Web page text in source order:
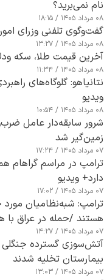
نام نمی‌برید؟
۰۸ مرداد ۱۴۰۵ / ۱۸:۱۵
گفت‌وگوی تلفنی وزرای
۰۸ مرداد ۱۴۰۵ / ۱۳:۲۷
آخرین قیمت طلا، سکه ودلار8
۰۸ مرداد ۱۴۰۵ / ۱۱:۳۴
نتانیاهو: گلوگاه‌های
ویدیو
۰۸ مرداد ۱۴۰۵ / ۱۰:۵۴
شرور سابقه‌دار عامل
زمین‌گیر شد
۰۷ مرداد ۱۴۰۵ / ۱۷:۲۴
ترامپ در مراسم گراهام
دارد+ ویدیو
۰۷ مرداد ۱۴۰۵ / ۱۷:۰۲
ترامپ: شبه‌نظامیان
هستند /حمله در عراق با
۰۷ مرداد ۱۴۰۵ / ۱۴:۲۷
آتش‌سوزی گسترده جنگلی
بیمارستان تخلیه شدند
۰۷ مرداد ۱۴۰۵ / ۱۳:۰۳